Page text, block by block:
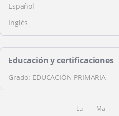
Español
Inglés
Educación y certificaciones
Grado: EDUCACIÓN PRIMARIA
Lu Ma